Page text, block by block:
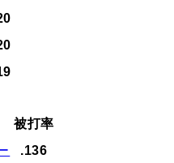
被打率
.136